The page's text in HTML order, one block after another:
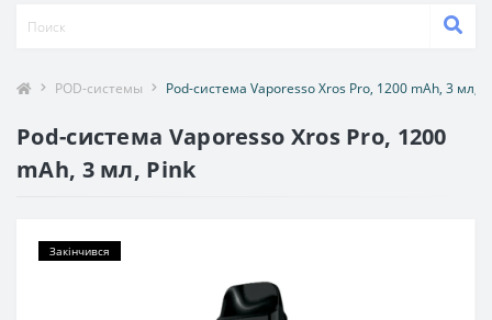
POD-системы Pod-система Vaporesso Xros Pro, 1200 mAh, 3 мл,
Pod-система Vaporesso Xros Pro, 1200
mAh, 3 мл, Pink
Закінчився